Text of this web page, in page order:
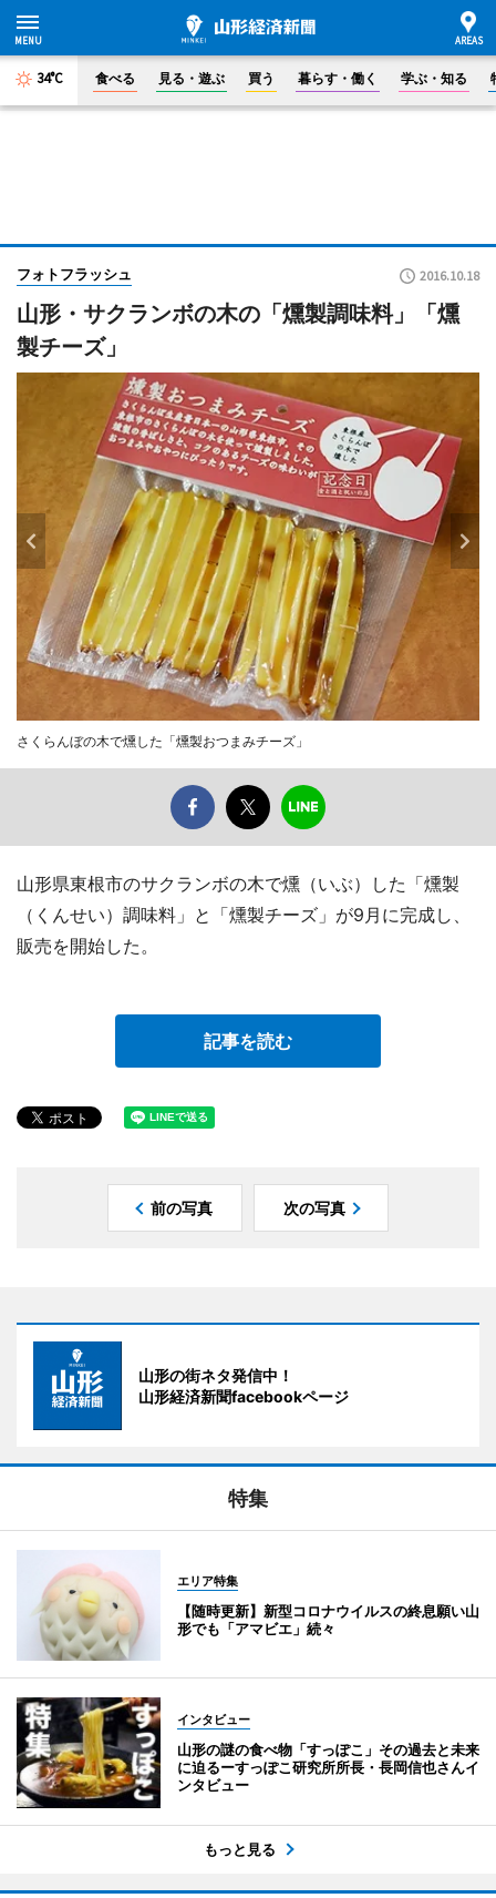
34°C 食べる 見る・遊ぶ 買う 暮らす・働く 学ぶ・知る
フォトフラッシュ 2016.10.18
山形・サクランボの木の「燻製調味料」「燻
製チーズ」
さくらんぼの木で燻した「燻製おつまみチーズ」
山形県東根市のサクランボの木で燻（いぶ）した「燻製
（くんせい）調味料」と「燻製チーズ」が9月に完成し、
販売を開始した。
記事を読む
前の写真 次の写真
山形の街ネタ発信中！
山形経済新聞facebookページ
特集
エリア特集
【随時更新】新型コロナウイルスの終息願い山
形でも「アマビエ」続々
インタビュー
山形の謎の食べ物「すっぽこ」その過去と未来
に迫るーすっぽこ研究所所長・長岡信也さんイ
ンタビュー
もっと見る